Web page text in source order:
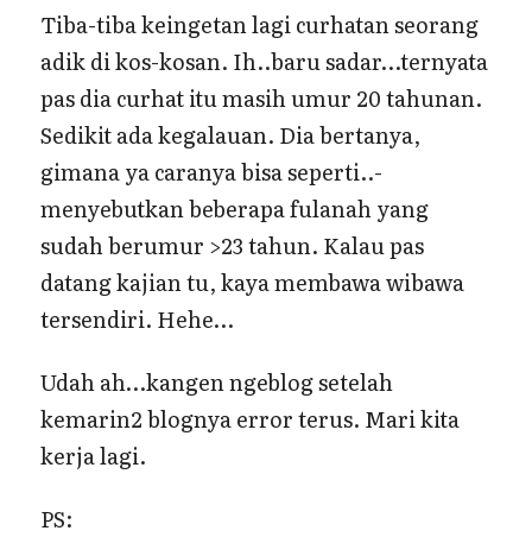
Tiba-tiba keingetan lagi curhatan seorang
adik di kos-kosan. Ih..baru sadar…ternyata
pas dia curhat itu masih umur 20 tahunan.
Sedikit ada kegalauan. Dia bertanya,
gimana ya caranya bisa seperti..-
menyebutkan beberapa fulanah yang
sudah berumur >23 tahun. Kalau pas
datang kajian tu, kaya membawa wibawa
tersendiri. Hehe…
Udah ah…kangen ngeblog setelah
kemarin2 blognya error terus. Mari kita
kerja lagi.
PS: